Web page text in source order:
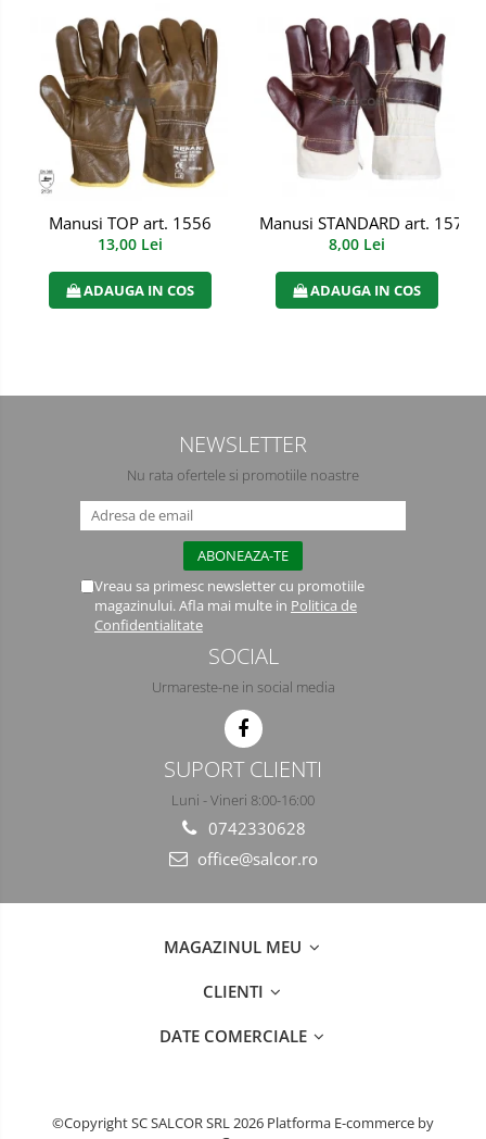
Antifoane
Semimasti
Ochelari
Viziere de protectie
Manusi TOP art. 1556
13,00 Lei
ADAUGA IN COS
Manusi STANDARD art. 1578
8,00 Lei
ADAUGA IN COS
NEWSLETTER
Nu rata ofertele si promotiile noastre
Vreau sa primesc newsletter cu promotiile
magazinului. Afla mai multe in Politica de
Confidentialitate
SOCIAL
Urmareste-ne in social media
SUPORT CLIENTI
Luni - Vineri 8:00-16:00
0742330628
office@salcor.ro
MAGAZINUL MEU
CLIENTI
DATE COMERCIALE
©Copyright SC SALCOR SRL 2026 Platforma E-commerce by